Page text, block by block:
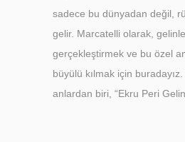
sadece bu dünyadan değil,
gelir. Marcatelli olarak,
gerçekleştirmek ve bu özel
büyülü kılmak için
anlardan biri, “Ekru Peri Gelin